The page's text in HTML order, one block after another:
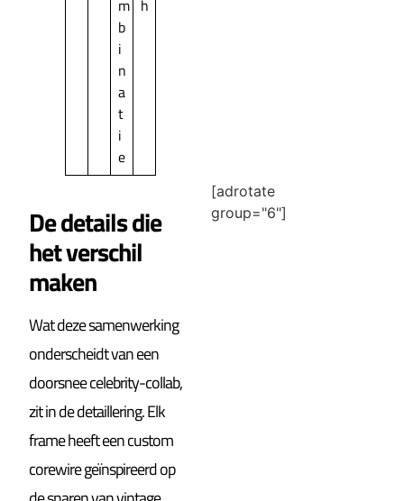
m
b
i
n
a
t
i
e
h
De details die
het verschil
maken
Wat deze samenwerking
onderscheidt van een
doorsnee celebrity-collab,
zit in de detaillering. Elk
frame heeft een custom
corewire geïnspireerd op
[adrotate
group="6"]